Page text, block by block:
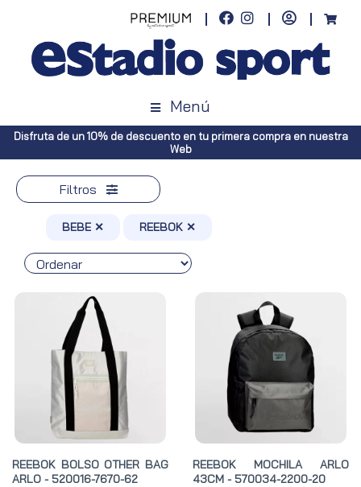
Menú
en nuestra
Envíos gratuitos a toda España (Canarias,
Península, pedidos superiores a
Filtros
BEBE ✕ REEBOK ✕
REEBOK BOLSO OTHER BAG
ARLO - 520016-7670-62
REEBOK MOCHILA ARLO
43CM - 570034-2200-20